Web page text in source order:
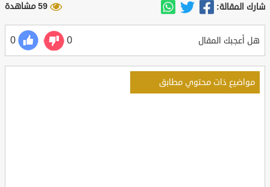
شارك المقالة: 59 مشاهدة
هل أعجبك المقال 0
0
مواضيع ذات محتوي مطابق